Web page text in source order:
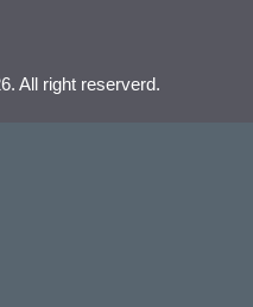
All right reserverd.